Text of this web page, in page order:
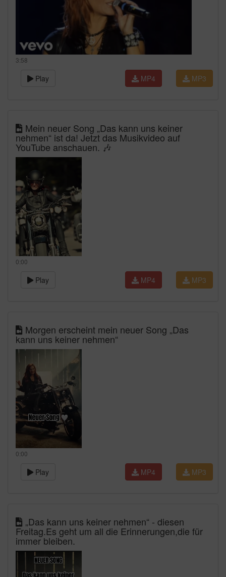
3:58
Play MP3
MP4
Mein neuer Song „Das kann uns keiner
nehmen“ ist da! Jetzt das Musikvideo auf
YouTube anschauen. 🎶
0:00
Play MP3
MP4
Morgen erscheint mein neuer Song „Das
kann uns keiner nehmen“
0:00
Play MP3
MP4
„Das kann uns keiner nehmen“ - diesen
Freitag.Es geht um all die Erinnerungen,die für
immer bleiben.